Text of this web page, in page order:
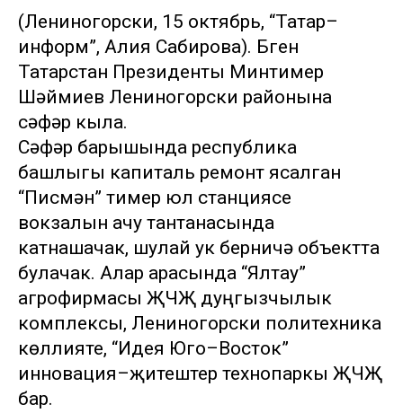
(Лениногорски, 15 октябрь, “Татар–
информ”, Алия Сабирова). Бүген
Татарстан Президенты Минтимер
Шәймиев Лениногорски районына
сәфәр кыла.
Сәфәр барышында республика
башлыгы капиталь ремонт ясалган
“Писмән” тимер юл станциясе
вокзалын ачу тантанасында
катнашачак, шулай ук берничә объектта
булачак. Алар арасында “Ялтау”
агрофирмасы ҖЧҖ дуңгызчылык
комплексы, Лениногорски политехника
көллияте, “Идея Юго–Восток”
инновация–җитештерү технопаркы ҖЧҖ
бар.